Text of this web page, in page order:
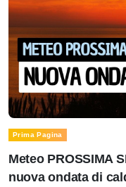
Prima Pagina
Meteo PROSSIMA
nuova ondata di